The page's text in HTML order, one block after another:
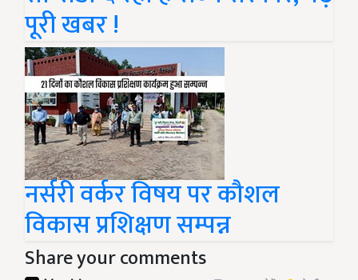
पूरी खबर !
नर्सरी वर्कर विषय पर कौशल
विकास प्रशिक्षण सम्पन्न
Share your comments